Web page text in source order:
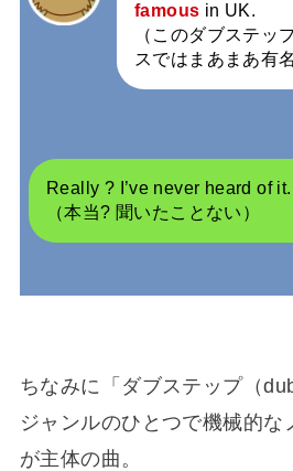
famous in UK.
（このダブステッ
スではまあまあ有
Really ? I’ve never heard of it.
（本当? 聞いたことない）
ちなみに「ダブステップ（
ジャンルのひとつで機械的な
が主体の曲。